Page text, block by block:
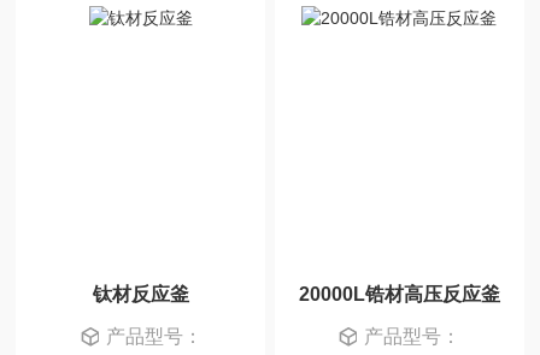
钛材反应釜
产品型号：
20000L锆材高压反应釜
产品型号：